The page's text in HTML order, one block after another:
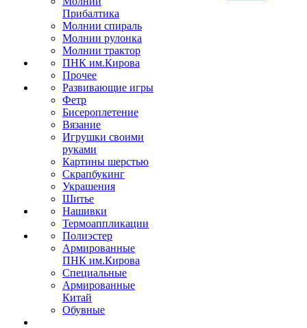
Прибалтика
Молнии спираль
Молнии рулонка
Молнии трактор
ПНК им.Кирова
Прочее
Развивающие игры
Фетр
Бисероплетение
Вязание
Игрушки своими
руками
Картины шерстью
Скрапбукинг
Украшения
Шитье
Нашивки
Термоаппликации
Полиэстер
Армированные
ПНК им.Кирова
Специальные
Армированные
Китай
Обувные